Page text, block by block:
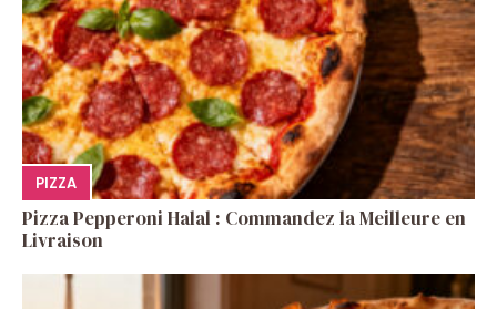
PIZZA
Pizza Pepperoni Halal : Commandez la Meilleure en
Livraison